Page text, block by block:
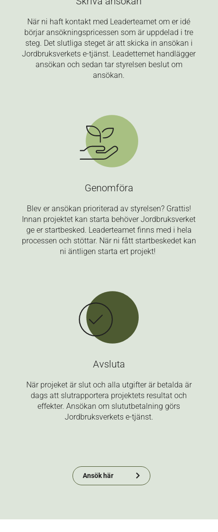
När ni haft kontakt med Leaderteamet om er idé
börjar ansökningspricessen som är uppdelad i tre
steg. Det slutliga steget är att skicka in ansökan i
Jordbruksverkets e-tjänst. Leadettemet handlägger
ansökan och sedan tar styrelsen beslut om
ansökan.
Genomföra
Blev er ansökan prioriterad av styrelsen? Grattis!
Innan projektet kan starta behöver Jordbruksverket
ge er startbesked. Leaderteamet finns med i hela
processen och stöttar. När ni fått startbeskedet kan
ni äntligen starta ert projekt!
Avsluta
När projeket är slut och alla utgifter är betalda är
dags att slutrapportera projektets resultat och
effekter. Ansökan om slututbetalning görs
Jordbruksverkets e-tjänst.
Ansök här